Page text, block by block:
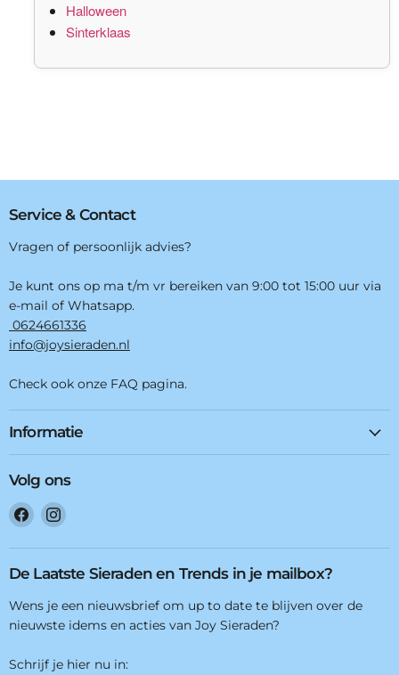
Halloween
Sinterklaas
Service & Contact
Vragen of persoonlijk advies?
Je kunt ons op ma t/m vr bereiken van 9:00 tot 15:00 uur via
e-mail of Whatsapp.
0624661336
info@joysieraden.nl
Check ook onze FAQ pagina.
Informatie
Volg ons
Vind
ons
op
Facebook
Vind
op
Instagram
De Laatste Sieraden en Trends in je mailbox?
Wens je een nieuwsbrief om up to date te blijven over de
nieuwste idems en acties van Joy Sieraden?
Schrijf je hier nu in: